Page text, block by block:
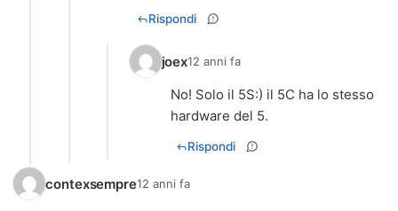
Rispondi
joex12 anni fa
No! Solo il 5S:) il 5C ha lo stesso
hardware del 5.
Rispondi
contexsempre12 anni fa